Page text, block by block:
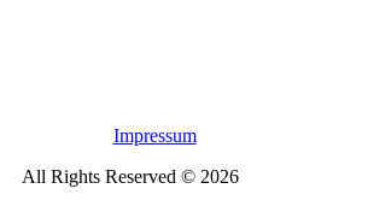
Impressum
All Rights Reserved © 2026